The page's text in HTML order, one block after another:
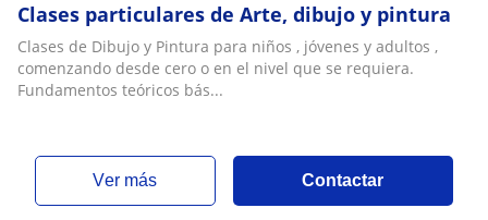
Clases particulares de Arte, dibujo y pintura
Clases de Dibujo y Pintura para niños , jóvenes y adultos ,
comenzando desde cero o en el nivel que se requiera.
Fundamentos teóricos bás...
ver más Contactar